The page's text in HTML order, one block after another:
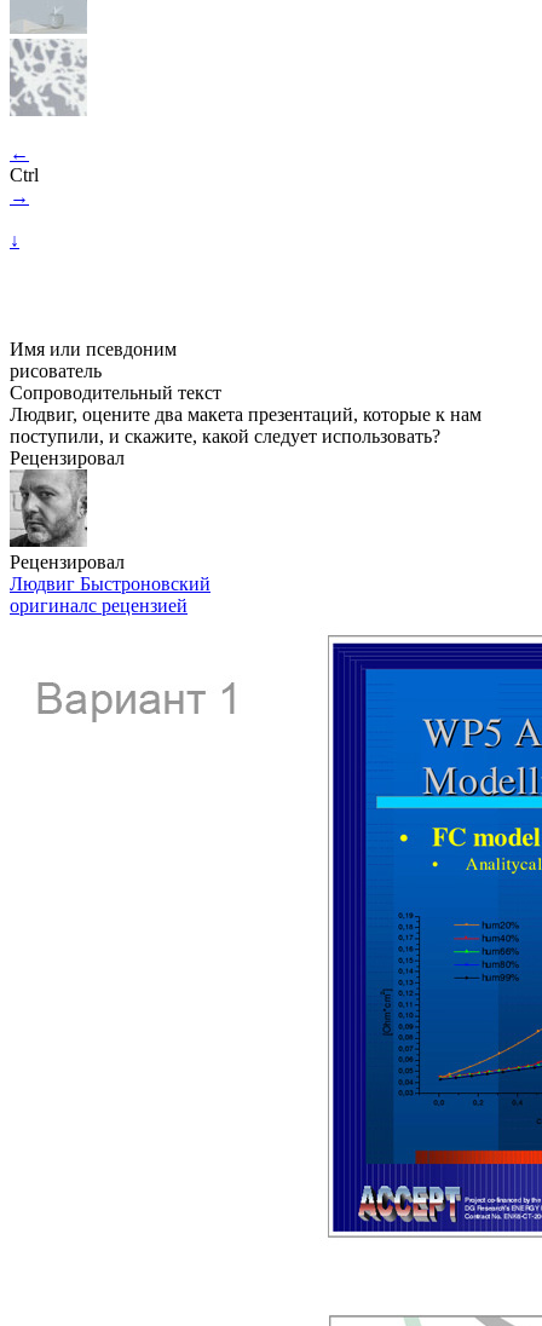
←
Ctrl
→
↓
Имя или псевдоним
рисователь
Сопроводительный текст
Людвиг, оцените два макета презентаций, которые к нам
поступили, и скажите, какой следует использовать?
Рецензировал
Рецензировал
Людвиг Быстроновский
оригиналс рецензией